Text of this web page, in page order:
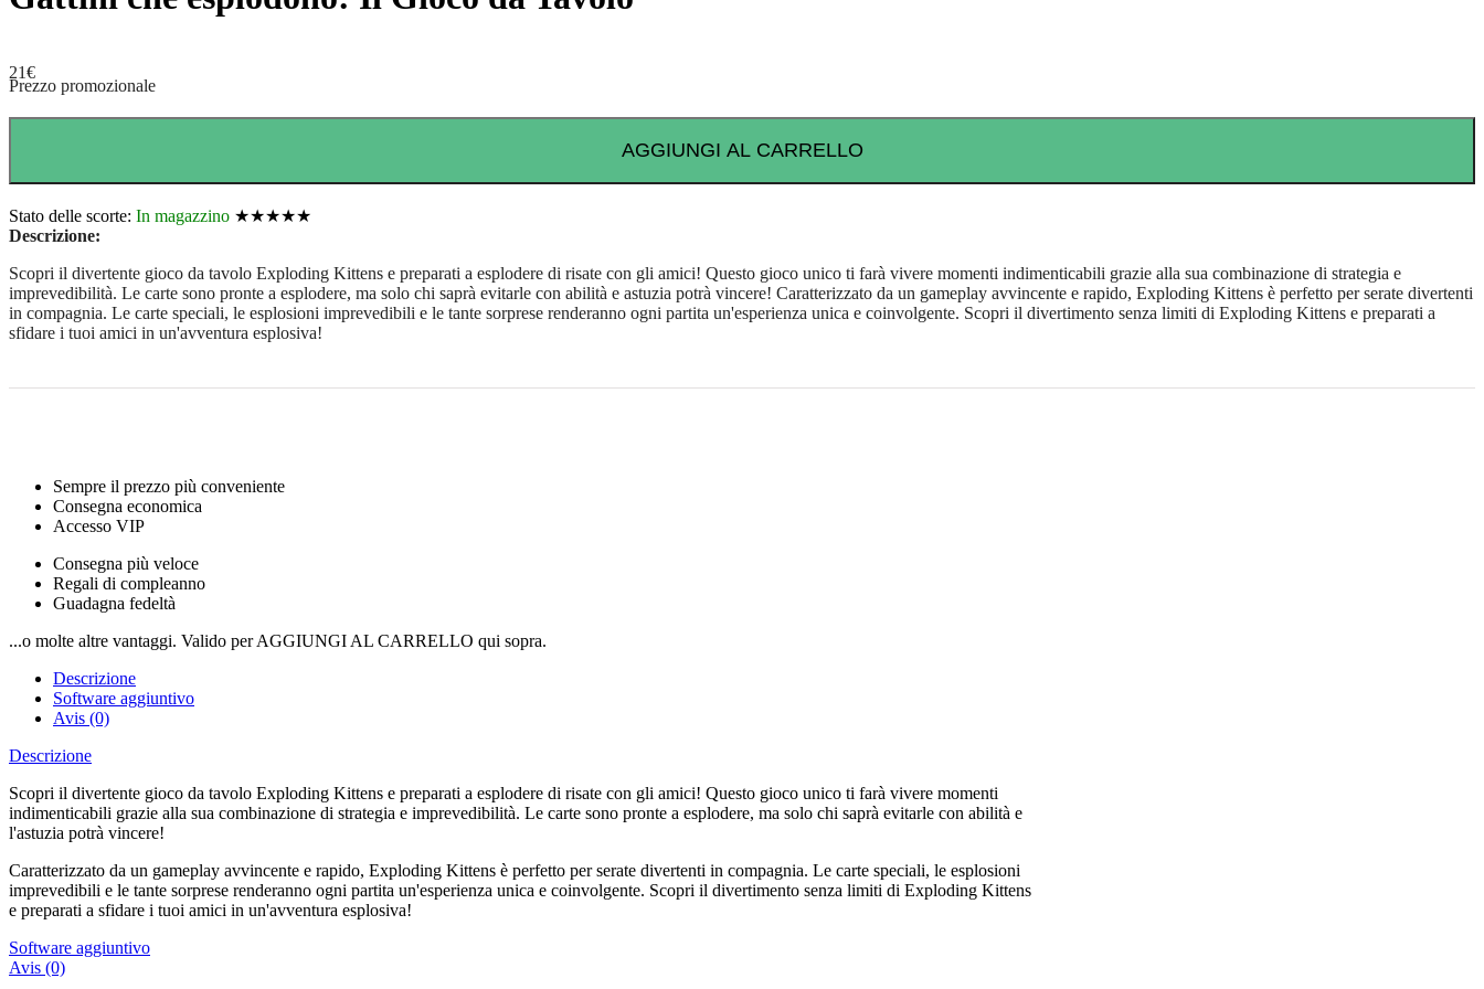
21€
Prezzo promozionale
AGGIUNGI AL CARRELLO
Stato delle scorte: In magazzino ★★★★★
Descrizione:
Scopri il divertente gioco da tavolo Exploding Kittens e preparati a esplodere di risate con gli amici! Questo gioco unico ti farà vivere momenti indimenticabili grazie alla sua combinazione di strategia e
imprevedibilità. Le carte sono pronte a esplodere, ma solo chi saprà evitarle con abilità e astuzia potrà vincere! Caratterizzato da un gameplay avvincente e rapido, Exploding Kittens è perfetto per serate divertenti
in compagnia. Le carte speciali, le esplosioni imprevedibili e le tante sorprese renderanno ogni partita un'esperienza unica e coinvolgente. Scopri il divertimento senza limiti di Exploding Kittens e preparati a
sfidare i tuoi amici in un'avventura esplosiva!
Sempre il prezzo più conveniente
Consegna economica
Accesso VIP
Consegna più veloce
Regali di compleanno
Guadagna fedeltà
...o molte altre vantaggi. Valido per AGGIUNGI AL CARRELLO qui sopra.
Descrizione
Software aggiuntivo
Avis (0)
Descrizione
Scopri il divertente gioco da tavolo Exploding Kittens e preparati a esplodere di risate con gli amici! Questo gioco unico ti farà vivere momenti
indimenticabili grazie alla sua combinazione di strategia e imprevedibilità. Le carte sono pronte a esplodere, ma solo chi saprà evitarle con abilità e
l'astuzia potrà vincere!
Caratterizzato da un gameplay avvincente e rapido, Exploding Kittens è perfetto per serate divertenti in compagnia. Le carte speciali, le esplosioni
imprevedibili e le tante sorprese renderanno ogni partita un'esperienza unica e coinvolgente. Scopri il divertimento senza limiti di Exploding Kittens
e preparati a sfidare i tuoi amici in un'avventura esplosiva!
Software aggiuntivo
Avis (0)